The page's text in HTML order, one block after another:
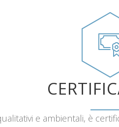
e ambientali, è